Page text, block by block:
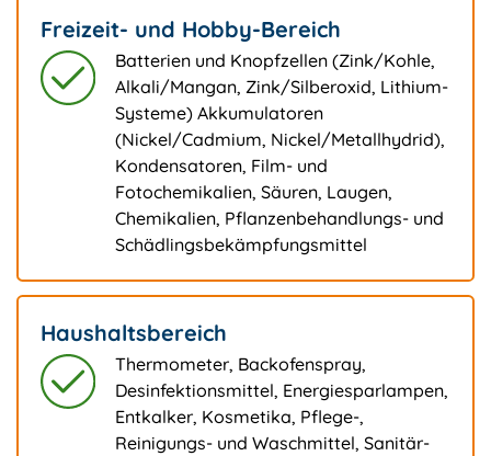
Freizeit- und Hobby-Bereich
Batterien und Knopfzellen (Zink/Kohle,
Alkali/Mangan, Zink/Silberoxid, Lithium-
Systeme) Akkumulatoren
(Nickel/Cadmium, Nickel/Metallhydrid),
Kondensatoren, Film- und
Fotochemikalien, Säuren, Laugen,
Chemikalien, Pflanzenbehandlungs- und
Schädlingsbekämpfungsmittel
Haushaltsbereich
Thermometer, Backofenspray,
Desinfektionsmittel, Energiesparlampen,
Entkalker, Kosmetika, Pflege-,
Reinigungs- und Waschmittel, Sanitär-